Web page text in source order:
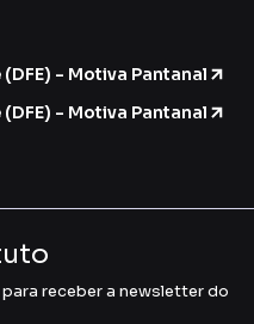
- Motiva Pantanal
- Motiva Pantanal
receber a newsletter do